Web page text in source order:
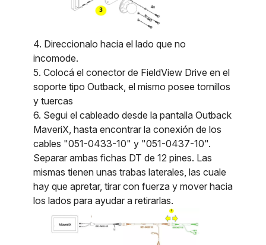
4. Direccionalo hacia el lado que no
incomode.
5. Colocá el conector de FieldView Drive en el
soporte tipo Outback, el mismo posee tornillos
y tuercas
6. Segui el cableado desde la pantalla Outback
MaveriX, hasta encontrar la conexión de los
cables "051-0433-10" y "051-0437-10".
Separar ambas fichas DT de 12 pines. Las
mismas tienen unas trabas laterales, las cuale
hay que apretar, tirar con fuerza y mover hacia
los lados para ayudar a retirarlas.